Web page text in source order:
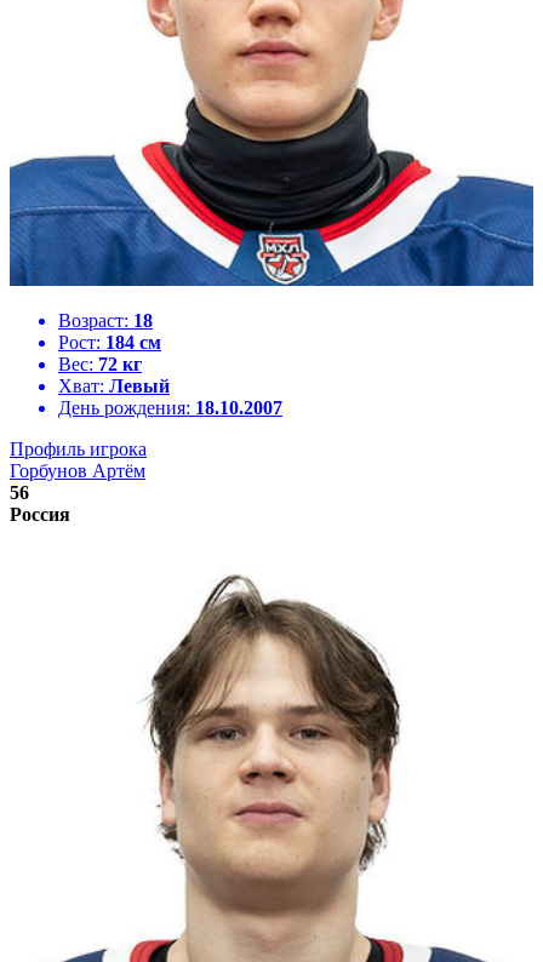
Возраст: 18
Рост: 184 см
Вес: 72 кг
Хват: Левый
День рождения: 18.10.2007
Профиль игрока
Горбунов Артём
56
Россия